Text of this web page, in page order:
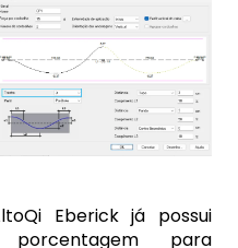
Eberick já possui
para